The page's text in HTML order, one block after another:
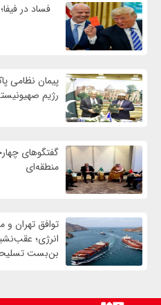
فساد در
پیمان نظامی
رژيم
گفتگوهای
منطقه‌ای
توافق تهران
انرژی؛
بن‌بست